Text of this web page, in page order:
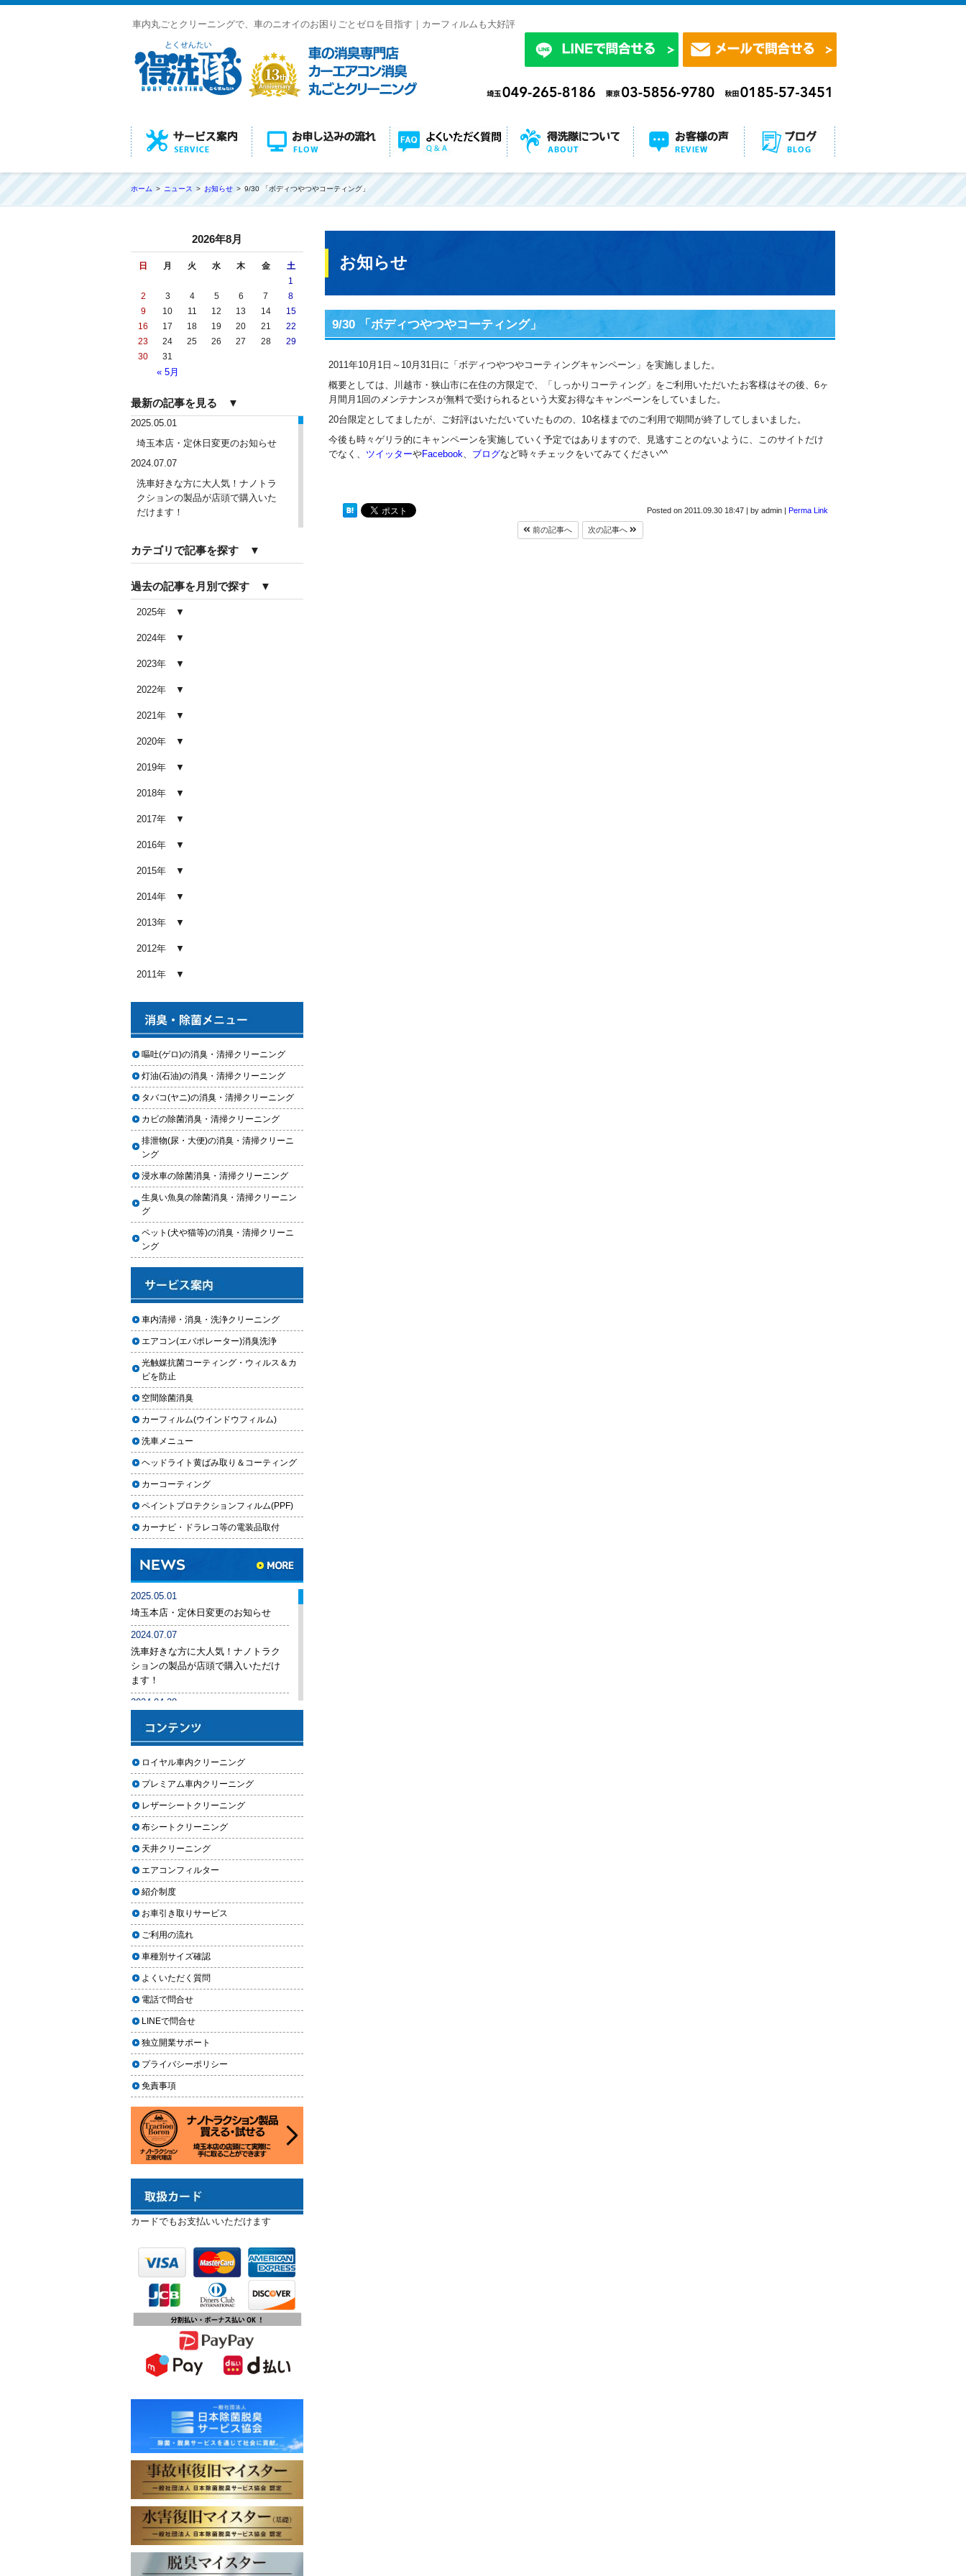
車内丸ごとクリーニングで、車のニオイのお困りごとゼロを目指す｜カーフィルムも大好評
ホーム ニュース お知らせ 9/30 「ボディつやつやコーティング」
お知らせ
9/30 「ボディつやつやコーティング」
2011年10月1日～10月31日に「ボディつやつやコーティングキャンペーン」を実施しました。
概要としては、川越市・狭山市に在住の方限定で、「しっかりコーティング」をご利用いただいたお客様はその後、6ヶ
月間月1回のメンテナンスが無料で受けられるという大変お得なキャンペーンをしていました。
20台限定としてましたが、ご好評はいただいていたものの、10名様までのご利用で期間が終了してしまいました。
今後も時々ゲリラ的にキャンペーンを実施していく予定ではありますので、見逃すことのないように、このサイトだけ
でなく、 ツイッターやFacebook、 ブログなど時々チェックをいてみてください^^
Posted on 2011.09.30 18:47| by admin| Perma Link
前の記事へ 次の記事へ
2026年8月
日 月 火 水 木 金 土
« 5月
1
2
3 4 5 6 7
8
9
10 11 12 13 14
15
16
17 18 19 20 21
22
23
24 25 26 27 28
29
30
31
最新の記事を見る ▼
2025.05.01
埼玉本店・定休日変更のお知らせ
2024.07.07
洗車好きな方に大人気！ナノトラ
クションの製品が店頭で購入いた
だけます！
手洗い洗車専用の予約システムを
リリース
2024.04.25
2024年ゴールデンウィーク期間中
店・秋田能代店）
上げていただきました
2024.03.22
以上に利用しやすく
2024.02.29
らせ
2023.12.21
年末年始の予定（2023年-2024年）
ャンペーン
企業を紹介するサイトで紹介され
コーティングが無料で利用できる
チャンス！X（旧Twitter）キャンペ
ーン
2023.10.21
秋田県の「能代ポータル」にて得
洗隊を紹介いただきました
2023.10.13
第15回ふじみ野市産業まつりに出
店します
2023.10.09
チバテレビ「チバテレ稼ぐ力養成
講座・講座会員インタビュー」で
弊社代表 大屋のインタビューが紹
介されました
2023.09.27
東北地方に初出店！秋田・能代店
が2023年10月1日オープン！
埼玉本店・定休日変更のお知らせ
洗車好きな方に大人気！ナノトラ
クションの製品が店頭で購入いた
だけます！
手洗い洗車専用の予約システムを
リリース
2024年ゴールデンウィーク期間中
の営業予定（埼玉本店・東京足立
店・秋田能代店）
埼玉のFMラジオ・NACK5で取り
上げていただきました
埼玉本店が東京方面からこれまで
以上に利用しやすく
2024年3月14日・臨時休業のお知
年末年始の予定（2023年-2024年）
年末に「車も大掃除」をしようキ
「＃埼玉」という埼玉県のお店や
企業を紹介するサイトで紹介され
ました
コーティングが無料で利用できる
秋田県の「能代ポータル」にて得
洗隊を紹介いただきました
第15回ふじみ野市産業まつりに出
店します
チバテレビ「チバテレ稼ぐ力養成
講座・講座会員インタビュー」で
弊社代表 大屋のインタビューが紹
介されました
東北地方に初出店！秋田・能代店
が2023年10月1日オープン！
カテゴリで記事を探す ▼
過去の記事を月別で探す ▼
2025年
2024年
2023年
2022年
2021年
2020年
2019年
2018年
2017年
2016年
2015年
2014年
2013年
2012年
2011年
嘔吐(ゲロ)の消臭・清掃クリーニング
灯油(石油)の消臭・清掃クリーニング
タバコ(ヤニ)の消臭・清掃クリーニング
カビの除菌消臭・清掃クリーニング
排泄物(尿・大便)の消臭・清掃クリーニ
ング
浸水車の除菌消臭・清掃クリーニング
生臭い魚臭の除菌消臭・清掃クリーニン
グ
ペット(犬や猫等)の消臭・清掃クリーニ
ング
車内清掃・消臭・洗浄クリーニング
エアコン(エバポレーター)消臭洗浄
光触媒抗菌コーティング・ウィルス＆カ
ビを防止
空間除菌消臭
カーフィルム(ウインドウフィルム)
洗車メニュー
ヘッドライト黄ばみ取り＆コーティング
カーコーティング
ペイントプロテクションフィルム(PPF)
カーナビ・ドラレコ等の電装品取付
2025.05.01
埼玉本店・定休日変更のお知らせ
2024.07.07
洗車好きな方に大人気！ナノトラク
ションの製品が店頭で購入いただけ
ます！
2024.04.28
リース
2024年ゴールデンウィーク期間中の
営業予定（埼玉本店・東京足立店・
秋田能代店）
2024.03.23
埼玉のFMラジオ・NACK5で取り上げ
ていただきました
2024.03.22
埼玉本店が東京方面からこれまで以
上に利用しやすく
2024.02.29
2024年3月14日・臨時休業のお知らせ
2023.12.21
年末年始の予定（2023年-2024年）
2023.11.26
年末に「車も大掃除」をしようキャ
ンペーン
2023.11.22
「＃埼玉」という埼玉県のお店や企
業を紹介するサイトで紹介されまし
た
2023.10.30
コーティングが無料で利用できるチ
ャンス！X（旧Twitter）キャンペーン
2023.10.21
秋田県の「能代ポータル」にて得洗
隊を紹介いただきました
第15回ふじみ野市産業まつりに出店
します
2023.10.09
チバテレビ「チバテレ稼ぐ力養成講
座・講座会員インタビュー」で弊社
代表 大屋のインタビューが紹介され
2023.09.27
2023年10月1日オープン！
ロイヤル車内クリーニング
プレミアム車内クリーニング
レザーシートクリーニング
布シートクリーニング
天井クリーニング
エアコンフィルター
紹介制度
お車引き取りサービス
ご利用の流れ
車種別サイズ確認
よくいただく質問
電話で問合せ
LINEで問合せ
独立開業サポート
プライバシーポリシー
免責事項
カードでもお支払いいただけます